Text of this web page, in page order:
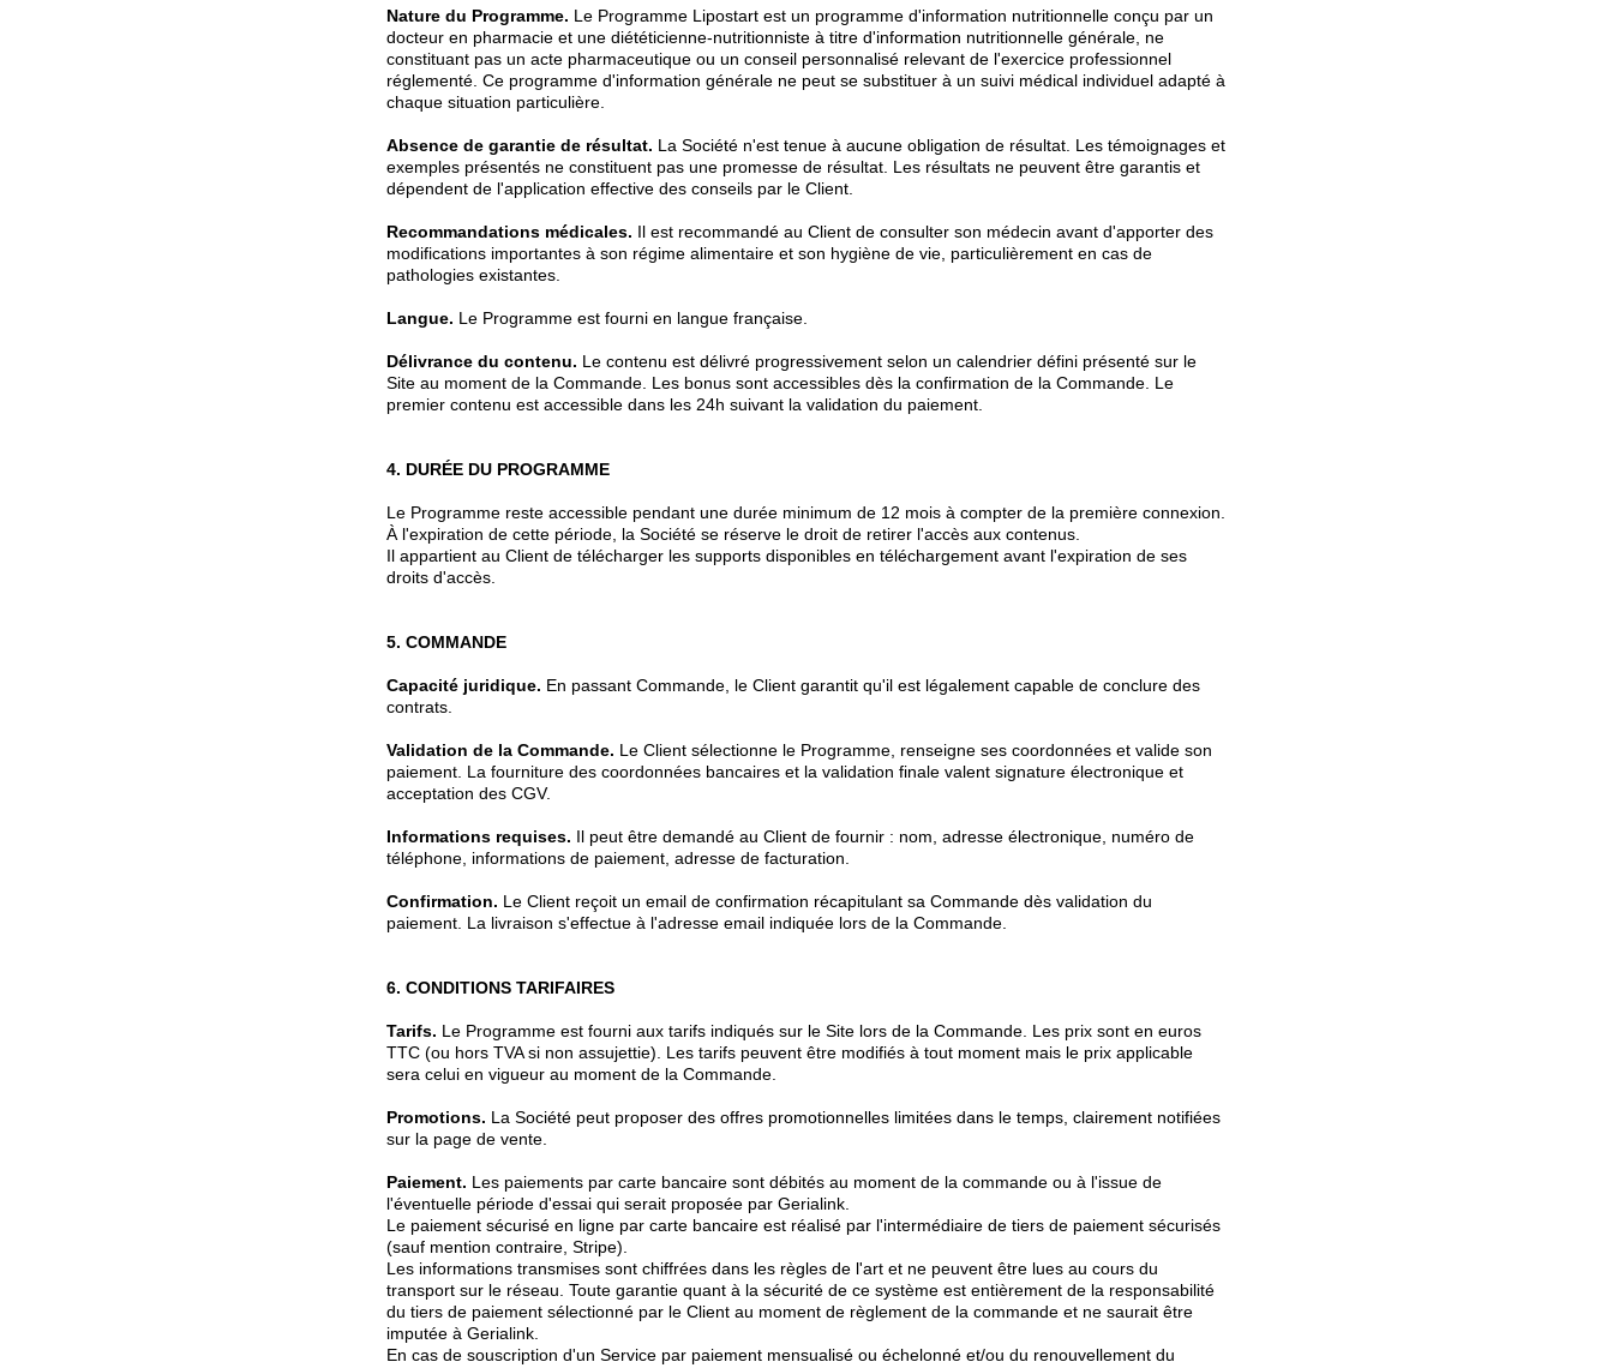
Nature du Programme. Le Programme Lipostart est un programme d'information nutritionnelle conçu par un
docteur en pharmacie et une diététicienne-nutritionniste à titre d'information nutritionnelle générale, ne
constituant pas un acte pharmaceutique ou un conseil personnalisé relevant de l'exercice professionnel
réglementé. Ce programme d'information générale ne peut se substituer à un suivi médical individuel adapté à
chaque situation particulière.
Absence de garantie de résultat. La Société n'est tenue à aucune obligation de résultat. Les témoignages et
exemples présentés ne constituent pas une promesse de résultat. Les résultats ne peuvent être garantis et
dépendent de l'application effective des conseils par le Client.
Recommandations médicales. Il est recommandé au Client de consulter son médecin avant d'apporter des
modifications importantes à son régime alimentaire et son hygiène de vie, particulièrement en cas de
pathologies existantes.
Langue. Le Programme est fourni en langue française.
Délivrance du contenu. Le contenu est délivré progressivement selon un calendrier défini présenté sur le
Site au moment de la Commande. Les bonus sont accessibles dès la confirmation de la Commande. Le
premier contenu est accessible dans les 24h suivant la validation du paiement.
4. DURÉE DU PROGRAMME
Le Programme reste accessible pendant une durée minimum de 12 mois à compter de la première connexion.
À l'expiration de cette période, la Société se réserve le droit de retirer l'accès aux contenus.
Il appartient au Client de télécharger les supports disponibles en téléchargement avant l'expiration de ses
droits d'accès.
5. COMMANDE
Capacité juridique. En passant Commande, le Client garantit qu'il est légalement capable de conclure des
contrats.
Validation de la Commande. Le Client sélectionne le Programme, renseigne ses coordonnées et valide son
paiement. La fourniture des coordonnées bancaires et la validation finale valent signature électronique et
acceptation des CGV.
Informations requises. Il peut être demandé au Client de fournir : nom, adresse électronique, numéro de
téléphone, informations de paiement, adresse de facturation.
Confirmation. Le Client reçoit un email de confirmation récapitulant sa Commande dès validation du
paiement. La livraison s'effectue à l'adresse email indiquée lors de la Commande.
6. CONDITIONS TARIFAIRES
Tarifs. Le Programme est fourni aux tarifs indiqués sur le Site lors de la Commande. Les prix sont en euros
TTC (ou hors TVA si non assujettie). Les tarifs peuvent être modifiés à tout moment mais le prix applicable
sera celui en vigueur au moment de la Commande.
Promotions. La Société peut proposer des offres promotionnelles limitées dans le temps, clairement notifiées
sur la page de vente.
Paiement. Les paiements par carte bancaire sont débités au moment de la commande ou à l'issue de
l'éventuelle période d'essai qui serait proposée par Gerialink.
Le paiement sécurisé en ligne par carte bancaire est réalisé par l'intermédiaire de tiers de paiement sécurisés
(sauf mention contraire, Stripe).
Les informations transmises sont chiffrées dans les règles de l'art et ne peuvent être lues au cours du
transport sur le réseau. Toute garantie quant à la sécurité de ce système est entièrement de la responsabilité
du tiers de paiement sélectionné par le Client au moment de règlement de la commande et ne saurait être
imputée à Gerialink.
En cas de souscription d'un Service par paiement mensualisé ou échelonné et/ou du renouvellement du